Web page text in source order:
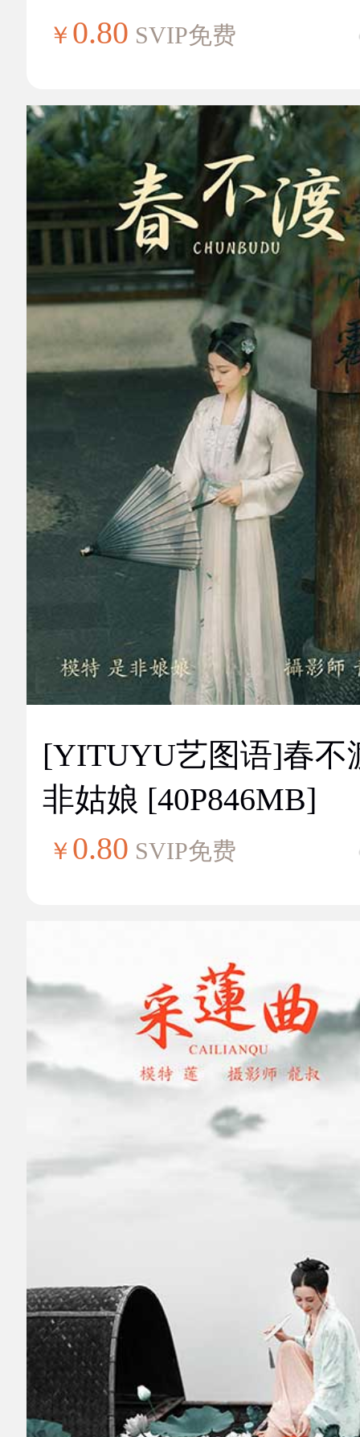
￥ 0.80 SVIP免费
[YITUYU艺图语]春不
非姑娘 [40P846MB]
￥ 0.80 SVIP免费